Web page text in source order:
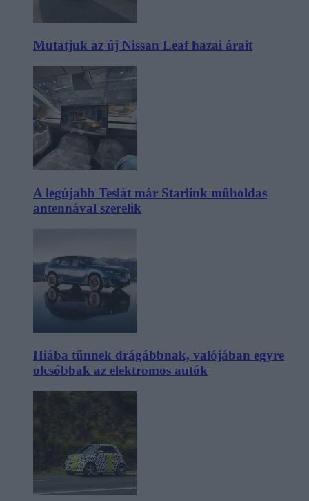
Mutatjuk az új Nissan Leaf hazai árait
A legújabb Teslát már Starlink műholdas
antennával szerelik
Hiába tűnnek drágábbnak, valójában egyre
olcsóbbak az elektromos autók